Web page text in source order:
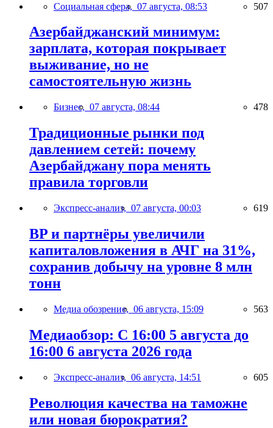
Социальная сфера, 07 августа, 08:53 507
Азербайджанский минимум:
зарплата, которая покрывает
выживание, но не
самостоятельную жизнь
Бизнес, 07 августа, 08:44 478
Традиционные рынки под
давлением сетей: почему
Азербайджану пора менять
правила торговли
Экспресс-анализ, 07 августа, 00:03 619
BP и партнёры увеличили
капиталовложения в АЧГ на 31%,
сохранив добычу на уровне 8 млн
тонн
Медиа обозрение, 06 августа, 15:09 563
Медиаобзор: С 16:00 5 августа до
16:00 6 августа 2026 года
Экспресс-анализ, 06 августа, 14:51 605
Революция качества на таможне
или новая бюрократия?